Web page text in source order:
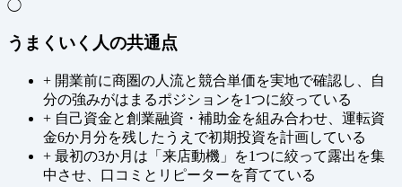
◯
うまくいく人の共通点
+ 開業前に商圏の人流と競合単価を実地で確認し、自
分の強みがはまるポジションを1つに絞っている
+ 自己資金と創業融資・補助金を組み合わせ、運転資
金6か月分を残したうえで初期投資を計画している
+ 最初の3か月は「来店動機」を1つに絞って露出を集
中させ、口コミとリピーターを育てている